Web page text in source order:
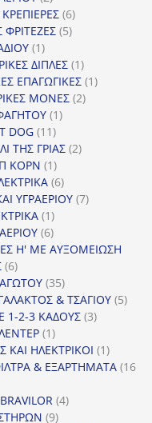
προϊόντα
66
προϊόντα
ΦΡΙΤΕΖΕΣ 55
11
προϊόν
ΔΙΠΛΕΣ 11
προϊόν
ΕΠΑΓΩΓΙΚΕΣ 11
ΜΟΝΕΣ 22
11
DOG 1111
προϊόντα
ΤΗΣ ΓΡΙΑΣ 22
ΚΟΡΝ 11
προϊόν
66
προϊόντα
ΥΓΡΑΕΡΙΟΥ 77
11
προϊόν
66
προϊόντα
Η' ΜΕ ΑΥΞΟΜΕΙΩΣΗ
66
προϊόντα
3535
προϊόντα
& ΤΣΑΓΙΟΥ 55
1-2-3 ΚΑΔΟΥΣ 33
11
προϊόν
ΗΛΕΚΤΡΙΚΟΙ 11
προϊόν
& ΕΞΑΡΤΗΜΑΤΑ 16
44
99